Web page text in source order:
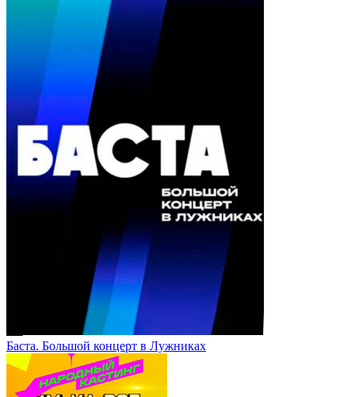
Баста. Большой концерт в Лужниках